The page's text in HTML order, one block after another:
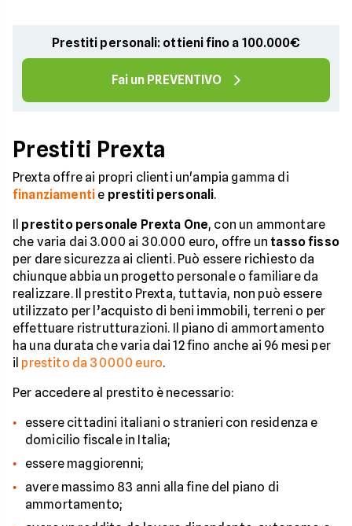
Prestiti personali: ottieni fino a 100.000€
Fai un PREVENTIVO
Prestiti Prexta
Prexta offre ai propri clienti un'ampia gamma di
finanziamenti e prestiti personali.
Il prestito personale Prexta One, con un ammontare
che varia dai 3.000 ai 30.000 euro, offre un tasso fisso
per dare sicurezza ai clienti. Può essere richiesto da
chiunque abbia un progetto personale o familiare da
realizzare. Il prestito Prexta, tuttavia, non può essere
utilizzato per l’acquisto di beni immobili, terreni o per
effettuare ristrutturazioni. Il piano di ammortamento
ha una durata che varia dai 12 fino anche ai 96 mesi per
il prestito da 30000 euro.
Per accedere al prestito è necessario:
essere cittadini italiani o stranieri con residenza e
domicilio fiscale in Italia;
essere maggiorenni;
avere massimo 83 anni alla fine del piano di
ammortamento;